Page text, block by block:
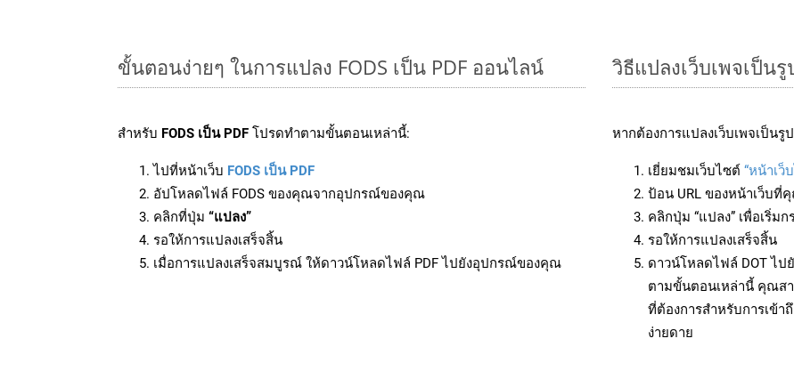
ขั้นตอนง่ายๆ ในการแปลง FODS เป็น PDF ออนไลน์
สำหรับ FODS เป็น PDF โปรดทำตามขั้นตอนเหล่านี้:
ไปที่หน้าเว็บ FODS เป็น PDF
อัปโหลดไฟล์ FODS ของคุณจากอุปกรณ์ของคุณ
คลิกที่ปุ่ม “แปลง”
รอให้การแปลงเสร็จสิ้น
เมื่อการแปลงเสร็จสมบูรณ์ ให้ดาวน์โหลดไฟล์ PDF ไปยังอุปกรณ์ของคุณ
วิธีแปลงเว็บเพจเป็น
หากต้องการแปลงเว็บเพจเป็น
เยี่ยมชมเว็บไซต์ “หน้าเว็
ป้อน URL ของหน้าเว็บ
คลิกปุ่ม “แปลง” เพื่อเริ่ม
รอให้การแปลงเสร็จสิ้น
ดาวน์โหลดไฟล์ DOT ไ
ตามขั้นตอนเหล่านี้ คุณส
ที่ต้องการสำหรับการเข้
ง่ายดาย